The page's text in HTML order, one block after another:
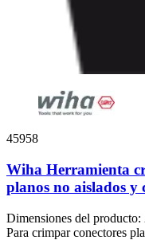
45958
Wiha Herramienta
planos no aislados y
Dimensiones del
Para crimpar conectores